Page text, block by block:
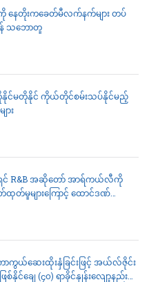
နေတိုးကခေတ်မီလက်နက်များ တပ်
သဘောတူ
မတိုနိုင် ကိုယ်တိုင်စမ်းသပ်နိုင်မည့်
ား
င် R&B အဆိုတော် အာရ်ကယ်လီကို
တ်မှုများကြောင့် ထောင်ဒဏ်
ကွယ်ဆေးထိုးနှံခြင်းဖြင့် အယ်လ်ဇိုင်း
ဖြစ်နိုင်ချေ (၄၀) ရာခိုင်နှုန်းလျော့နည်း